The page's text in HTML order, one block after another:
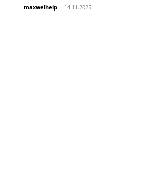
maxwelhelp - 14.11.2025